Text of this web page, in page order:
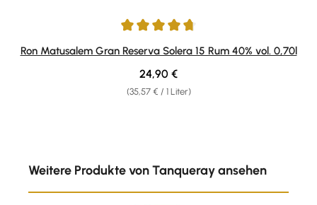
Durchschnittliche Bewertung von 4.81 von 5 Sternen
Ron Matusalem Gran Reserva Solera 15 Rum 40% vol. 0,70l
(35,57 € / 1 Liter)
Regulärer Preis:
24,90 €
Weitere Produkte von Tanqueray ansehen